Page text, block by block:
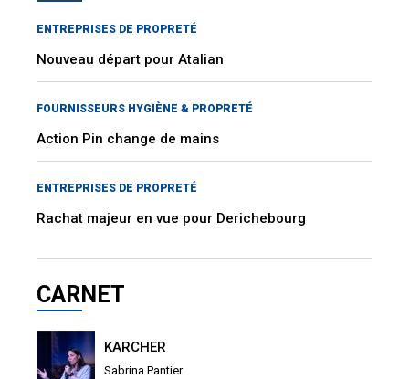
ENTREPRISES DE PROPRETÉ
Nouveau départ pour Atalian
FOURNISSEURS HYGIÈNE & PROPRETÉ
Action Pin change de mains
ENTREPRISES DE PROPRETÉ
Rachat majeur en vue pour Derichebourg
CARNET
KARCHER
Sabrina Pantier